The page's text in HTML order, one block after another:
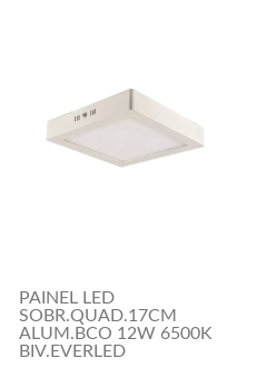
PAINEL LED
SOBR.QUAD.17CM
ALUM.BCO 12W 6500K
BIV.EVERLED